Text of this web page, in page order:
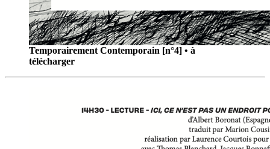
Temporairement Contemporain [n°4] • à
télécharger